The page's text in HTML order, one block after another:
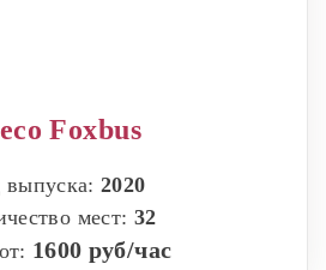
Foxbus
выпуска:2020
мест: 32
1600 руб/час